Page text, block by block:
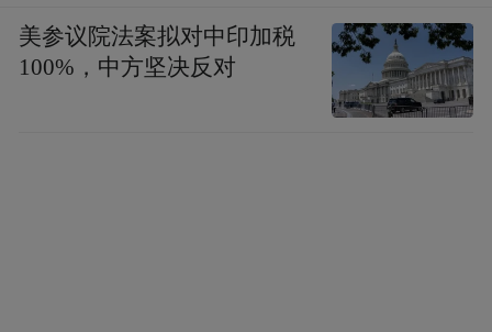
美参议院法案拟对中印加税
100%，中方坚决反对